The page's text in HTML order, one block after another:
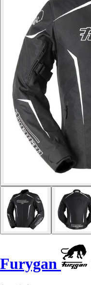
Furygan